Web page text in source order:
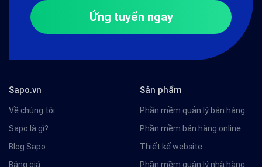
Ứng tuyển ngay
Sapo.vn
Về chúng tôi
Sapo là gì?
Blog Sapo
Sản phẩm
Phần mềm quản lý bán hàng
Phần mềm bán hàng online
Thiết kế website